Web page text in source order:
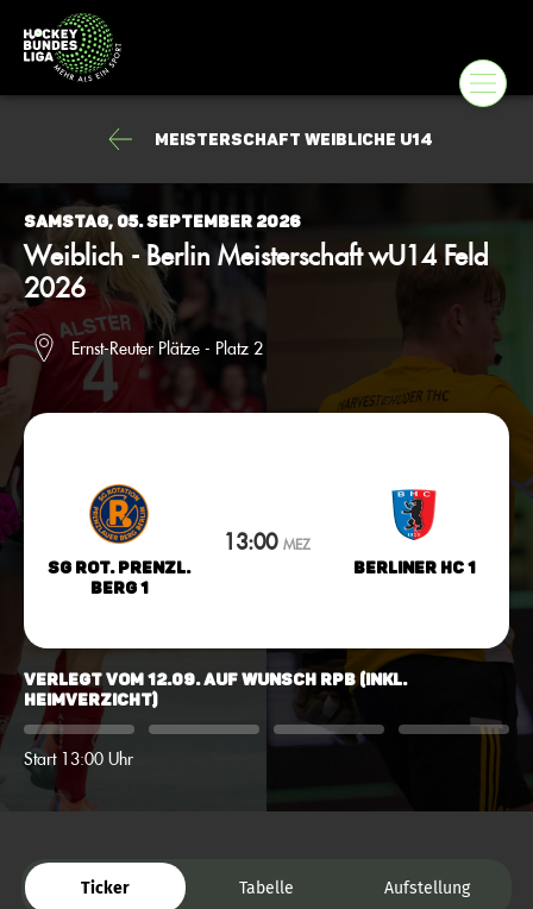
Meisterschaft weibliche U14
Samstag, 05. September 2026
Weiblich - Berlin Meisterschaft wU14 Feld
2026
Ernst-Reuter Plätze - Platz 2
SG Rot. Prenzl.
Berg 1
13:00 MEZ
Berliner HC 1
verlegt vom 12.09. auf Wunsch RPB (inkl.
Heimverzicht)
Start 13:00 Uhr
Ticker Tabelle Aufstellung